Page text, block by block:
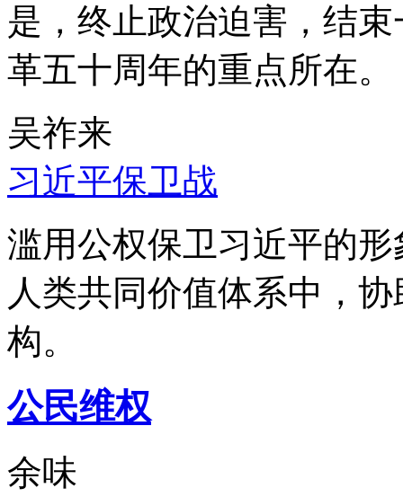
是，终止政治迫害，结
革五十周年的重点所在。
吴祚来
习近平保卫战
滥用公权保卫习近平的
人类共同价值体系中，
构。
公民维权
余味